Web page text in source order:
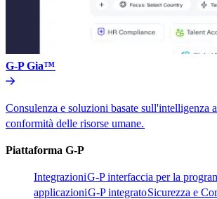
G-P Gia™​​
Consulenza e soluzioni basate sull'intelligenza
conformità delle risorse umane.​​
Piattaforma G-P​​
Integrazioni​​G-P interfaccia per la
applicazioni​​G-P integrato​​Sicurezza e